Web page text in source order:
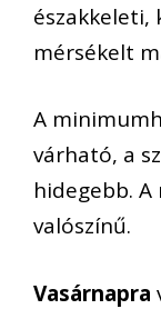
északkeleti,
mérsékelt
A
várható, a
hidegebb.
valószínű.
Vasárnapra